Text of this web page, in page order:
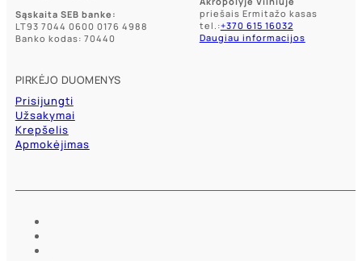
Sąskaita SEB banke:
LT93 7044 0600 0176 4988
Banko kodas: 70440
priešais Ermitažo kasas
tel.:+370 615 16032
Daugiau informacijos
PIRKĖJO DUOMENYS
Prisijungti
Užsakymai
Krepšelis
Apmokėjimas